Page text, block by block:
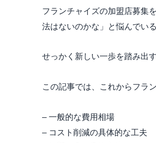
フランチャイズの加盟店募集
法はないのかな」と悩んでい
せっかく新しい一歩を踏み出
この記事では、これからフラ
– 一般的な費用相場
– コスト削減の具体的な工夫